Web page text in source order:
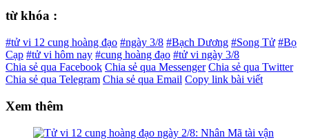
từ khóa :
#tử vi 12 cung hoàng đạo #ngày 3/8 #Bạch Dương #Song Tử #Bọ
Cạp #tử vi hôm nay #cung hoàng đạo #tử vi ngày 3/8
Chia sẻ qua Facebook Chia sẻ qua Messenger Chia sẻ qua Twitter
Chia sẻ qua Telegram Chia sẻ qua Email Copy link bài viết
Xem thêm